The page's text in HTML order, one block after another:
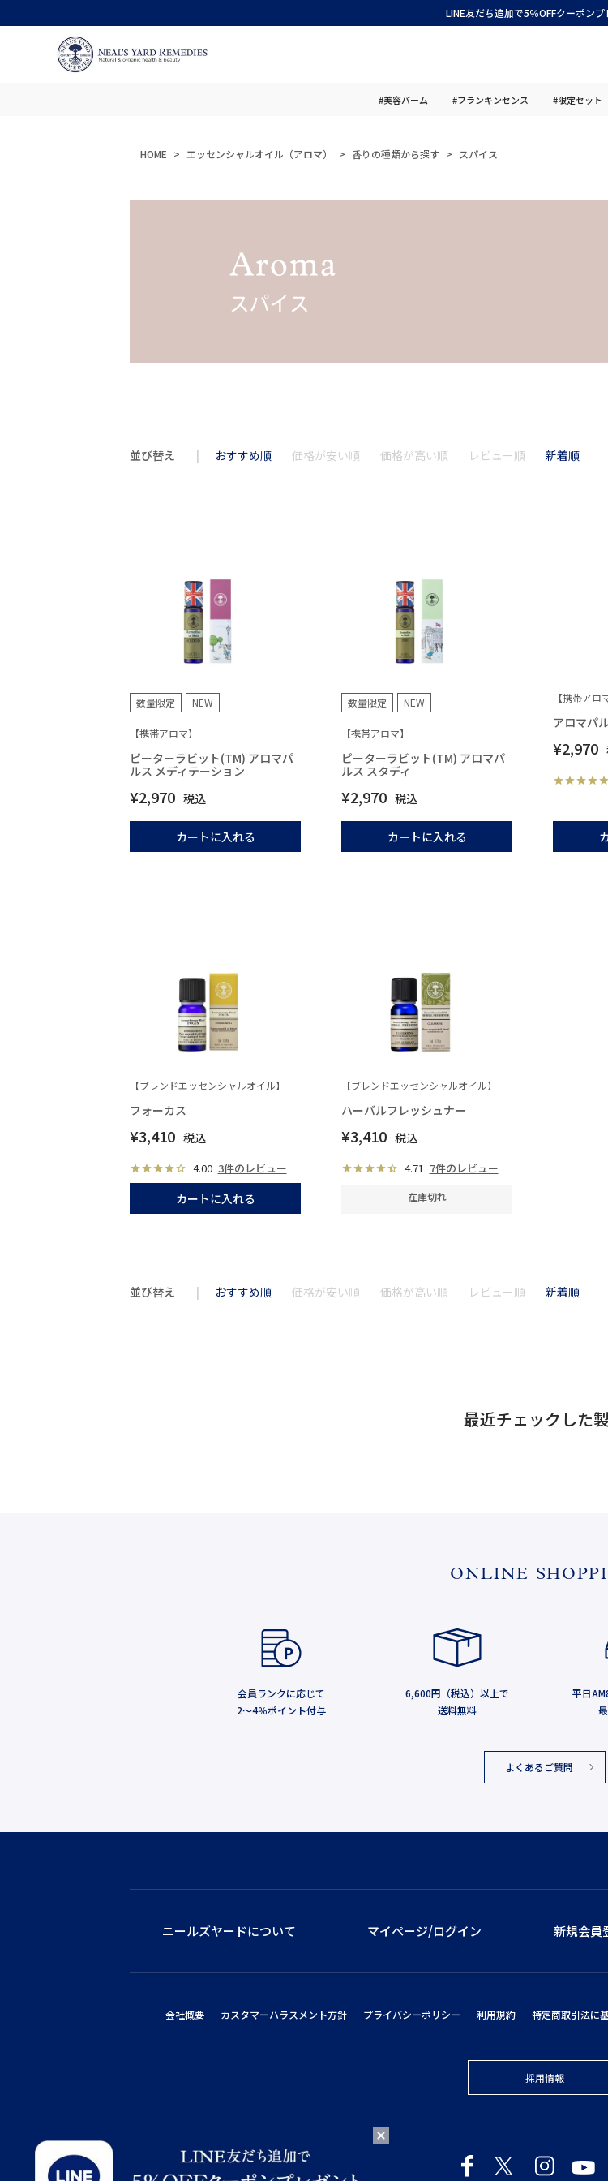
LINE友だち追加で5％OFFクーポンプ
#美容バーム #フランキンセンス #限定セット
HOME エッセンシャルオイル（アロマ） 香りの種類から探す スパイス
並び替え おすすめ順 価格が安い順 価格が高い順 レビュー順 新着順
数量限定 NEW
【携帯アロマ】
ピーターラビット(TM) アロマパ
ルス メディテーション
¥2,970 税込
カートに入れる
数量限定 NEW
【携帯アロマ】
ピーターラビット(TM) アロマパ
ルス スタディ
¥2,970 税込
カートに入れる
【携帯アロ
アロマパ
¥2,970
【ブレンドエッセンシャルオイル】
フォーカス
¥3,410 税込
4.00 3件のレビュー
カートに入れる
【ブレンドエッセンシャルオイル】
ハーバルフレッシュナー
¥3,410 税込
4.71 7件のレビュー
在庫切れ
並び替え おすすめ順 価格が安い順 価格が高い順 レビュー順 新着順
最近チェックした
ONLINE
会員ランクに応じて
2～4％ポイント付与
6,600円（税込）以上で
送料無料
平日
よくあるご質問
ニールズヤードについて マイページ/ログイン 新規会員
会社概要 カスタマーハラスメント方針 プライバシーポリシー 利用規約 特定商取引法に
採用情報